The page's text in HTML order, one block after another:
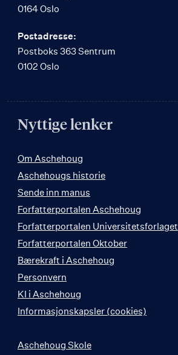
0164 Oslo
Postadresse:
Postboks 363 Sentrum
0102 Oslo
Nyttige lenker
Om Aschehoug
Aschehougs historie
Sende inn manus
Forfatterportalen Aschehoug
Forfatterportalen Universitetsforlaget
Forfatterportalen Oktober
Bærekraft i Aschehoug
Personvern
KI i Aschehoug
Informasjonskapsler (cookies)
Aschehoug Skole